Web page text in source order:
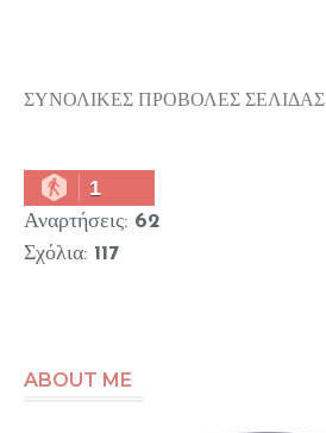
ΣΥΝΟΛΙΚΕΣ ΠΡΟΒΟΛΕΣ ΣΕΛΙΔΑΣ
1
Αναρτήσεις: 62
Σχόλια: 117
ABOUT ME